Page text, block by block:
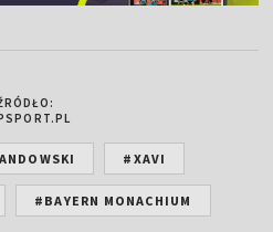
#XAVI
#BAYERN MONACHIUM